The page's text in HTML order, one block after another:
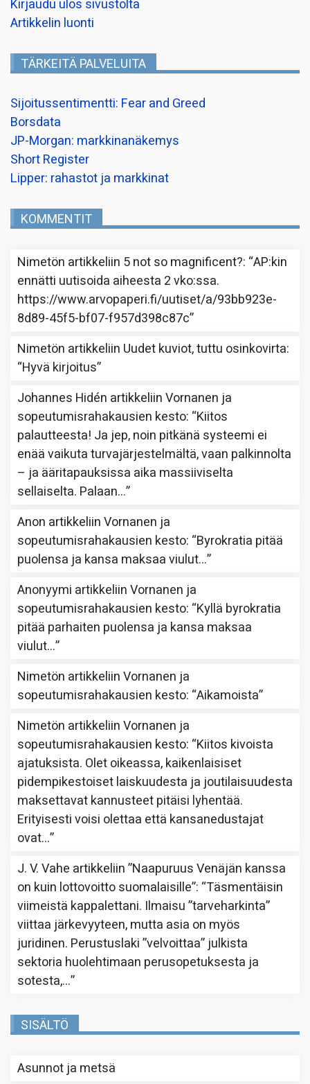
Kirjaudu ulos sivustolta
Artikkelin luonti
TÄRKEITÄ PALVELUITA
Sijoitussentimentti: Fear and Greed
Borsdata
JP-Morgan: markkinanäkemys
Short Register
Lipper: rahastot ja markkinat
KOMMENTIT
Nimetön artikkeliin 5 not so magnificent?: “AP:kin
ennätti uutisoida aiheesta 2 vko:ssa.
https://www.arvopaperi.fi/uutiset/a/93bb923e-
8d89-45f5-bf07-f957d398c87c”
Nimetön artikkeliin Uudet kuviot, tuttu osinkovirta:
“Hyvä kirjoitus”
Johannes Hidén artikkeliinVornanen ja
sopeutumisrahakausien kesto: “Kiitos
palautteesta! Ja jep, noin pitkänä systeemi ei
enää vaikuta turvajärjestelmältä, vaan palkinnolta
– ja ääritapauksissa aika massiiviselta
sellaiselta. Palaan…”
Anon artikkeliinVornanen ja
sopeutumisrahakausien kesto: “Byrokratia pitää
puolensa ja kansa maksaa viulut…”
Anonyymi artikkeliinVornanen ja
sopeutumisrahakausien kesto: “Kyllä byrokratia
pitää parhaiten puolensa ja kansa maksaa
viulut…”
Nimetön artikkeliinVornanen ja
sopeutumisrahakausien kesto: “Aikamoista”
Nimetön artikkeliinVornanen ja
sopeutumisrahakausien kesto: “Kiitos kivoista
ajatuksista. Olet oikeassa, kaikenlaisiset
pidempikestoiset laiskuudesta ja joutilaisuudesta
maksettavat kannusteet pitäisi lyhentää.
Erityisesti voisi olettaa että kansanedustajat
ovat…”
J. V. Vahe artikkeliin”Naapuruus Venäjän kanssa
on kuin lottovoitto suomalaisille”: “Täsmentäisin
viimeistä kappalettani. Ilmaisu ”tarveharkinta”
viittaa järkevyyteen, mutta asia on myös
juridinen. Perustuslaki ”velvoittaa” julkista
sektoria huolehtimaan perusopetuksesta ja
sotesta,…”
SISÄLTÖ
Asunnot ja metsä